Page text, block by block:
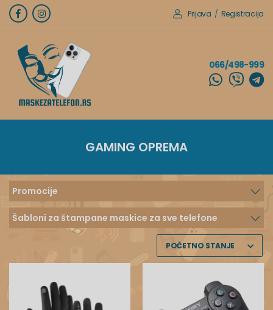
Prijava / Registracija
066/498-999
GAMING OPREMA
Promocije
Šabloni za štampane maskice za sve telefone